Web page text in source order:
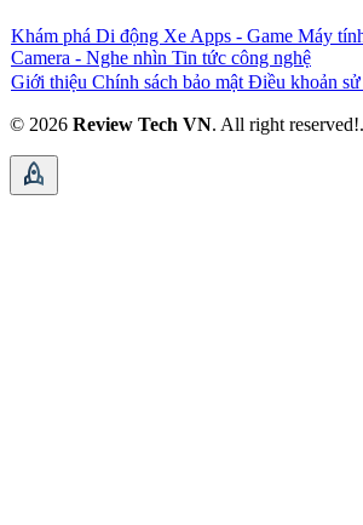
Khám phá Di động Xe Apps - Game Máy
Camera - Nghe nhìn Tin tức công nghệ
Giới thiệu Chính sách bảo mật Điều khoản
© 2026 Review Tech VN. All right reserved!.
rocket